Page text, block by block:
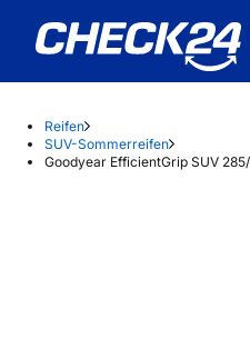
Reifen
SUV-Sommerreifen
Goodyear EfficientGrip SUV 285/